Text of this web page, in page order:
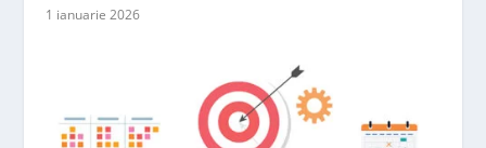
1 ianuarie 2026